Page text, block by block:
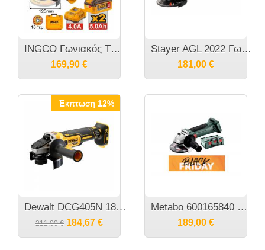
INGCO Γωνιακός Τροχός Μπαταρίας 125mm 20V Li-Ion 1200 CAGLI2120272E
169,90 €
Stayer AGL 2022 Γωνιακός Τροχός 18V L20 Seires με 2 μπαταρίες 2.0Ah
181,00 €
Έκπτωση 12%
Dewalt DCG405N 18V XR Brushless Γωνιακος Τροχος 125mm (Χωρις Μπαταρια και Φορτιστη)
211,00 € 184,67 €
Metabo 600165840 W 18 LTX 125 Ø 125mm Γωνιακός Τροχός Μπαταρίας 18Volt
189,00 €